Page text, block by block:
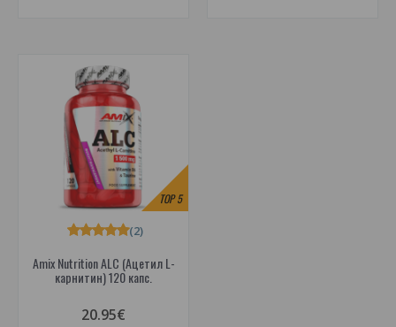
TOP5
Amix Nutrition ALC (Ацетил L-
карнитин) 120 капс.
(2)
20.95€